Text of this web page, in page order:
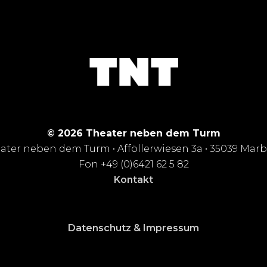
© 2026 Theater neben dem Turm
neben dem Turm • Afföllerwiesen 3a • 35039
Fon +49 (0)6421 62 5 82
Kontakt
Datenschutz & Impressum